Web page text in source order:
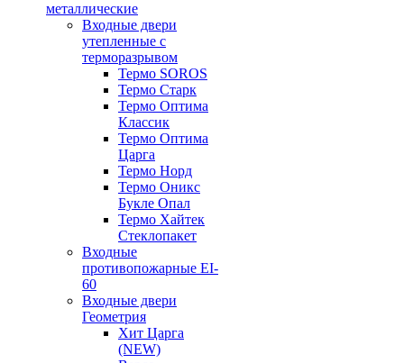
металлические
Входные двери
утепленные с
терморазрывом
Термо SOROS
Термо Старк
Термо Оптима
Классик
Термо Оптима
Царга
Термо Норд
Термо Оникс
Букле Опал
Термо Хайтек
Стеклопакет
Входные
противопожарные EI-
60
Входные двери
Геометрия
Хит Царга
(NEW)